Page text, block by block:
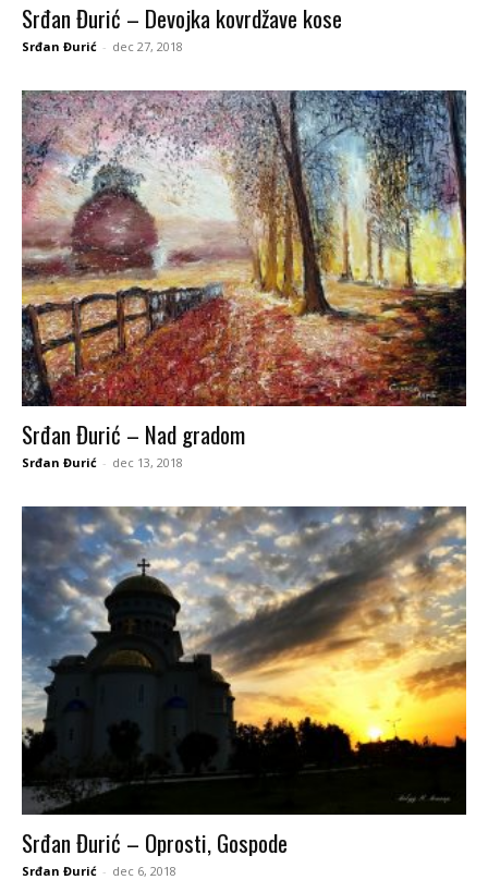
Srđan Đurić – Devojka kovrdžave kose
Srđan Đurić - dec 27, 2018
Srđan Đurić – Nad gradom
Srđan Đurić - dec 13, 2018
Srđan Đurić – Oprosti, Gospode
Srđan Đurić - dec 6, 2018